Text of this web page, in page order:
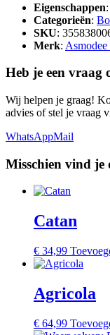
Eigenschappen
Categorieën:
SKU:
Merk:
Heb je een vraag
Wij helpen je graag!
advies of stel je vraag
WhatsAppMail
Misschien vind je
Catan
€ 34,99
Agricola
€ 64,99